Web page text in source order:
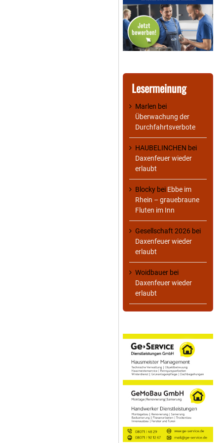
Lesermeinung
Marlen bei
Überwachung der
Durchfahrtsverbote
HAUBELINCHEN bei
Daxenfeuer wieder
erlaubt
Blocky bei Ebbe im
Rhein – grauebraune
Fluten im Inn
Gesellschaft 2026 bei
Daxenfeuer wieder
erlaubt
Woidbauer bei
Daxenfeuer wieder
erlaubt